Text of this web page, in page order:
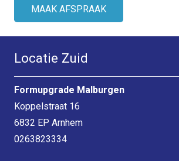
Locatie Zuid
Formupgrade Malburgen
Koppelstraat 16
6832 EP Arnhem
0263823334